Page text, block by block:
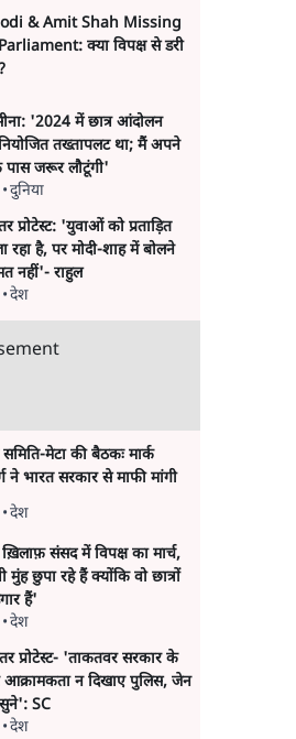
& Amit Shah Missing
क्या विपक्ष से डरी
'2024 में छात्र आंदोलन
तख्तापलट था; मैं अपने
पास जरूर लौटूंगी'
•दुनिया
प्रोटेस्ट: 'युवाओं को प्रताड़ित
रहा है, पर मोदी-शाह में बोलने
नहीं'- राहुल
•देश
मेटा की बैठकः मार्क
ने भारत सरकार से माफी मांगी
•देश
संसद में विपक्ष का मार्च,
मुंह छुपा रहे हैं क्योंकि वो छात्रों
हैं'
•देश
प्रोटेस्ट- 'ताकतवर सरकार के
आक्रामकता न दिखाए पुलिस, जेन
SC
•देश